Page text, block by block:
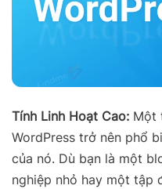
Tính Linh Hoạt Cao: Một
WordPress trở nên phổ
của nó. Dù bạn là một
nghiệp nhỏ hay một tập